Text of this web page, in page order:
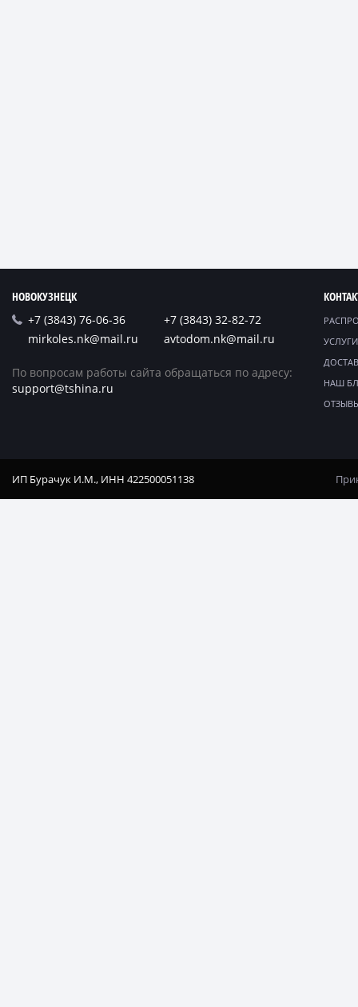
НОВОКУЗНЕЦК
+7 (3843) 76-06-36
+7 (3843) 32-82-72
mirkoles.nk@mail.ru
avtodom.nk@mail.ru
По вопросам работы сайта обращаться по адресу:
support@tshina.ru
НАШ
ИП Бурачук И.М., ИНН 422500051138